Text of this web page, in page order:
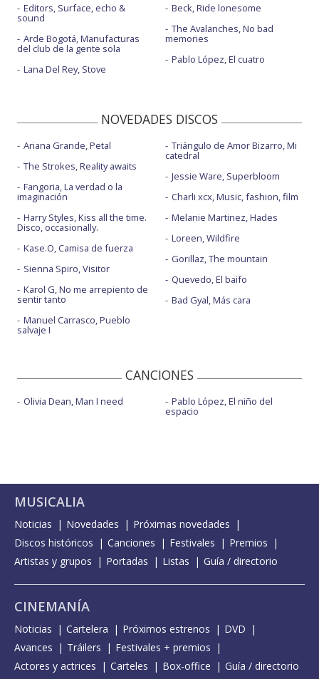
Editors, Surface, echo &
sound
Arde Bogotá, Manufacturas
del club de la gente sola
Lana Del Rey, Stove
Beck, Ride lonesome
The Avalanches, No bad
memories
Pablo López, El cuatro
NOVEDADES DISCOS
Ariana Grande, Petal
The Strokes, Reality awaits
Fangoria, La verdad o la
imaginación
Harry Styles, Kiss all the time.
Disco, occasionally.
Kase.O, Camisa de fuerza
Sienna Spiro, Visitor
Karol G, No me arrepiento de
sentir tanto
Manuel Carrasco, Pueblo
salvaje I
Triángulo de Amor Bizarro, Mi
catedral
Jessie Ware, Superbloom
Charli xcx, Music, fashion, film
Melanie Martinez, Hades
Loreen, Wildfire
Gorillaz, The mountain
Quevedo, El baifo
Bad Gyal, Más cara
CANCIONES
Olivia Dean, Man I need Pablo López, El niño del
espacio
MUSICALIA
Noticias Novedades
Próximas novedades
Discos históricos
Canciones Festivales
Premios
Artistas y grupos
Portadas Listas Guía / directorio
CINEMANÍA
Noticias Cartelera Próximos estrenos
DVD
Avances
Tráilers
Festivales + premios
Actores y actrices
Carteles Box-office Guía / directorio